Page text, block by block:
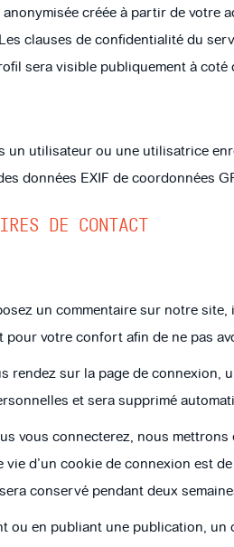
anonymisée créée à partir de votre
clauses de confidentialité du
sera visible publiquement à coté
un utilisateur ou une utilisatrice
données EXIF de coordonnées
DE CONTACT
un commentaire sur notre
pour votre confort afin de ne pas
rendez sur la page de connexion,
et sera supprimé
vous connecterez, nous
vie d’un cookie de connexion est
conservé pendant deux
ou en publiant une publication, un